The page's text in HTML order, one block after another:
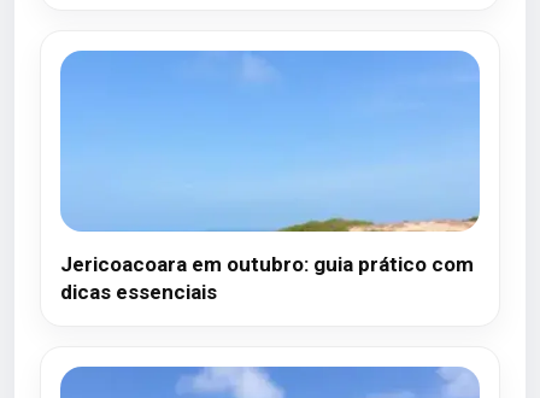
Jericoacoara em outubro: guia prático com
dicas essenciais